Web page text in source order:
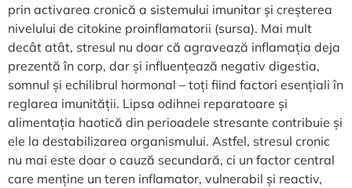
prin activarea cronică a sistemului imunitar și creșterea
nivelului de citokine proinflamatorii (sursa). Mai mult
decât atât, stresul nu doar că agravează inflamația deja
prezentă în corp, dar și influențează negativ digestia,
somnul și echilibrul hormonal – toți fiind factori esențiali în
reglarea imunității. Lipsa odihnei reparatoare și
alimentația haotică din perioadele stresante contribuie și
ele la destabilizarea organismului. Astfel, stresul cronic
nu mai este doar o cauză secundară, ci un factor central
care menține un teren inflamator, vulnerabil și reactiv,